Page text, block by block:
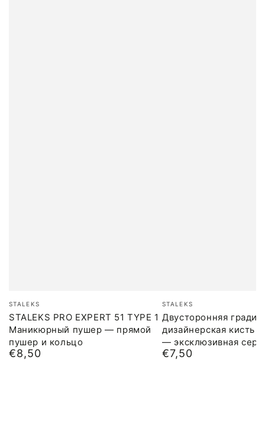
Бренд:
STALEKS
STALEKS PRO EXPERT 51 TYPE 1
Маникюрный пушер — прямой
пушер и кольцо
Обычная
€8,50
Бренд:
STALEKS
Двусторонняя
дизайнерская кисть
— эксклюзивная
Обычная
€7,50